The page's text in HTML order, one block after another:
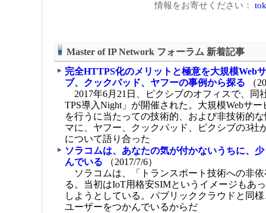
情報をお寄せください：
Master of IP Network フォーラム 新着記事
完全HTTPS化のメリットと極意を大規模
ブ、クックパッド、ヤフーの事例から探る （
2017年6月21日、ピクシブのオフィスで、同
TPS導入Night」が開催された。大規模Webサ
を行うに当たっての技術的、および非技術的
マに、ヤフー、クックパッド、ピクシブの3社
について語り合った
ソラコムは、あなたの気が付かないうちに、
んでいる （2017/7/6）
ソラコムは、「トランスポート技術への非
る。当初はIoT用格安SIMというイメージもあ
しようとしている。パブリッククラウドと同
ユーザーをつかんでいるからだ